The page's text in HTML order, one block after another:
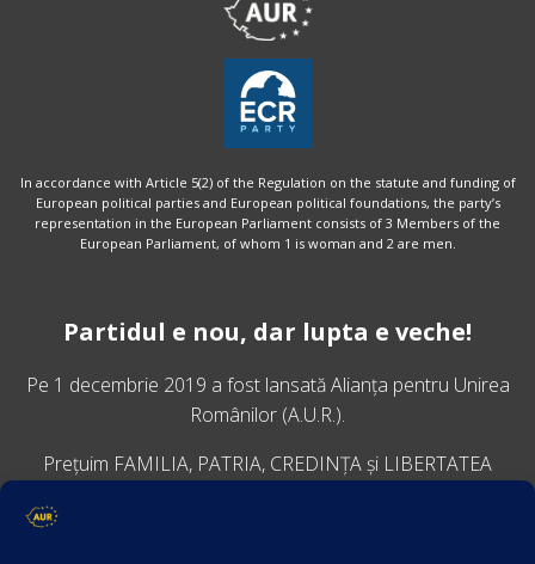
In accordance with Article 5(2) of the Regulation on the statute and funding of
European political parties and European political foundations, the party’s
representation in the European Parliament consists of 3 Members of the
European Parliament, of whom 1 is woman and 2 are men.
Partidul e nou, dar lupta e veche!
Pe 1 decembrie 2019 a fost lansatăAlianța pentru Unirea
Românilor (A.U.R.).
Prețuim FAMILIA, PATRIA, CREDINȚA și LIBERTATEA